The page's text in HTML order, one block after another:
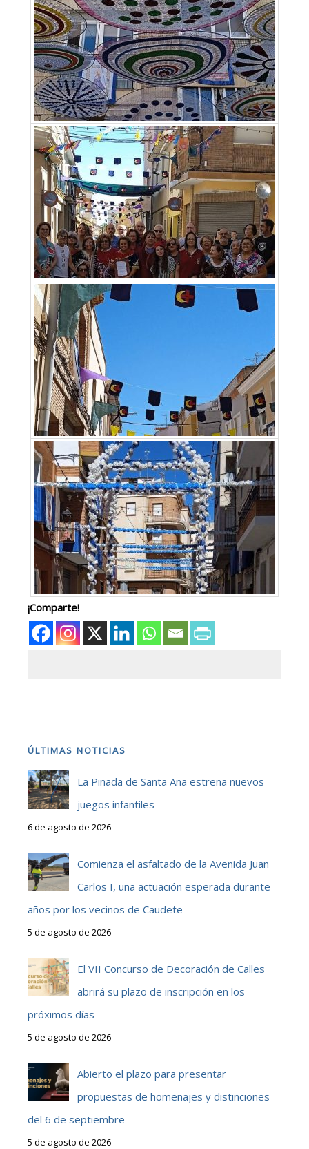
¡Comparte!
ÚLTIMAS NOTICIAS
La Pinada de Santa Ana estrena nuevos
juegos infantiles
6 de agosto de 2026
Comienza el asfaltado de la Avenida Juan
Carlos I, una actuación esperada durante
años por los vecinos de Caudete
5 de agosto de 2026
El VII Concurso de Decoración de Calles
abrirá su plazo de inscripción en los
próximos días
5 de agosto de 2026
Abierto el plazo para presentar
propuestas de homenajes y distinciones
del 6 de septiembre
5 de agosto de 2026